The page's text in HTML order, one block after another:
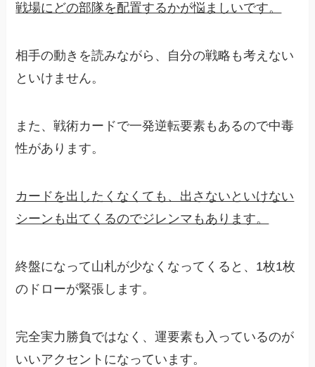
戦場にどの部隊を配置するかが悩ましいです。
相手の動きを読みながら、自分の戦略も考えない
といけません。
また、戦術カードで一発逆転要素もあるので中毒
性があります。
カードを出したくなくても、出さないといけない
シーンも出てくるのでジレンマもあります。
終盤になって山札が少なくなってくると、1枚1枚
のドローが緊張します。
完全実力勝負ではなく、運要素も入っているのが
いいアクセントになっています。